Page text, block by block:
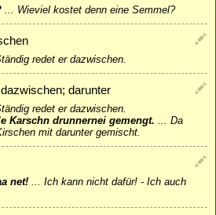
... Wieviel kostet denn eine Semmel?
redet er dazwischen.
dazwischen; darunter
redet er dazwischen.
Karschn drunnernei gemengt. ... Da
mit darunter gemischt.
net! ... Ich kann nicht dafür! - Ich auch